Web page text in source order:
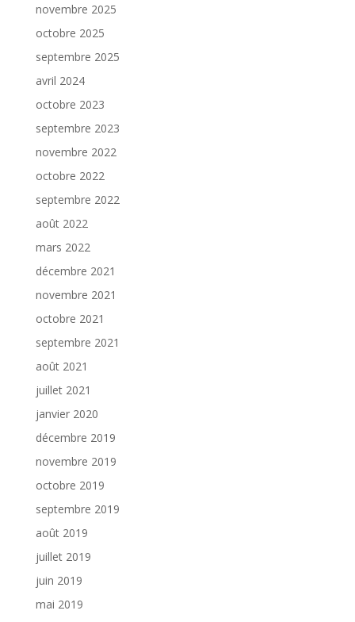
novembre 2025
octobre 2025
septembre 2025
avril 2024
octobre 2023
septembre 2023
novembre 2022
octobre 2022
septembre 2022
août 2022
mars 2022
décembre 2021
novembre 2021
octobre 2021
septembre 2021
août 2021
juillet 2021
janvier 2020
décembre 2019
novembre 2019
octobre 2019
septembre 2019
août 2019
juillet 2019
juin 2019
mai 2019